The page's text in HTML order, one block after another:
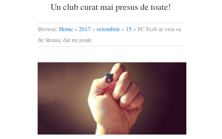
Un club curat mai presus de toate!
Browse: Home » 2017 » octombrie » 15 » FC Fcsb ar vrea sa
fie Steaua, dar nu poate